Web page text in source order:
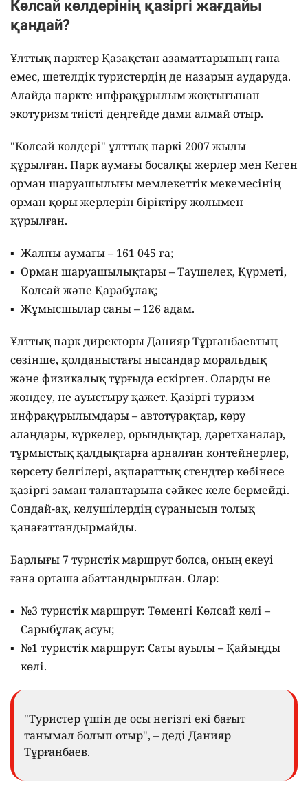
Көлсай көлдерінің қазіргі жағдайы
қандай?
Ұлттық парктер Қазақстан азаматтарының ғана
емес, шетелдік туристердің де назарын аударуда.
Алайда паркте инфрақұрылым жоқтығынан
экотуризм тиісті деңгейде дами алмай отыр.
"Көлсай көлдері" ұлттық паркі 2007 жылы
құрылған. Парк аумағы босалқы жерлер мен Кеген
орман шаруашылығы мемлекеттік мекемесінің
орман қоры жерлерін біріктіру жолымен
құрылған.
Жалпы аумағы – 161 045 га;
Орман шаруашылықтары – Таушелек, Құрметі,
Көлсай және Қарабұлақ;
Жұмысшылар саны – 126 адам.
Ұлттық парк директоры Данияр Тұрғанбаевтың
сөзінше, қолданыстағы нысандар моральдық
және физикалық тұрғыда ескірген. Оларды не
жөндеу, не ауыстыру қажет. Қазіргі туризм
инфрақұрылымдары – автотұрақтар, көру
алаңдары, күркелер, орындықтар, дәретханалар,
тұрмыстық қалдықтарға арналған контейнерлер,
көрсету белгілері, ақпараттық стендтер көбінесе
қазіргі заман талаптарына сәйкес келе бермейді.
Сондай-ақ, келушілердің сұранысын толық
қанағаттандырмайды.
Барлығы 7 туристік маршрут болса, оның екеуі
ғана орташа абаттандырылған. Олар:
№3 туристік маршрут: Төменгі Көлсай көлі –
Сарыбұлақ асуы;
№1 туристік маршрут: Саты ауылы – Қайыңды
көлі.
"Туристер үшін де осы негізгі екі бағыт
танымал болып отыр", – деді Данияр
Тұрғанбаев.